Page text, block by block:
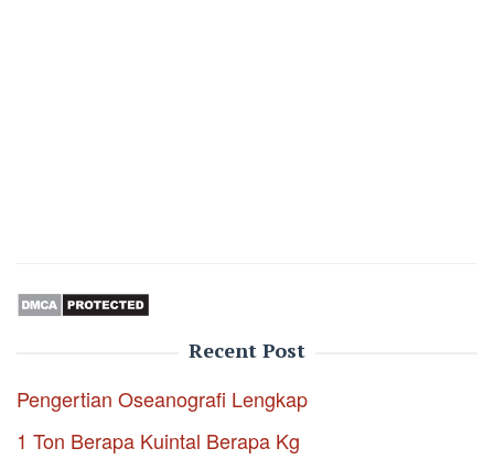
Recent Post
Pengertian Oseanografi Lengkap
1 Ton Berapa Kuintal Berapa Kg